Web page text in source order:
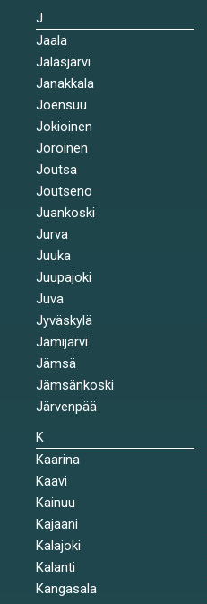
J
Jaala
Jalasjärvi
Janakkala
Joensuu
Jokioinen
Joroinen
Joutsa
Joutseno
Juankoski
Jurva
Juuka
Juupajoki
Juva
Jyväskylä
Jämijärvi
Jämsä
Jämsänkoski
Järvenpää
K
Kaarina
Kaavi
Kainuu
Kajaani
Kalajoki
Kalanti
Kangasala